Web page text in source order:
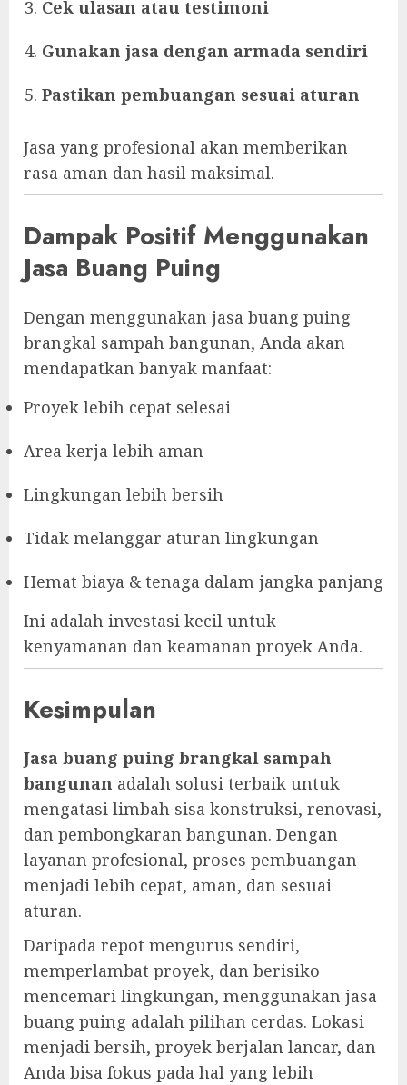
Cek ulasan atau testimoni
Gunakan jasa dengan armada sendiri
Pastikan pembuangan sesuai aturan
Jasa yang profesional akan memberikan
rasa aman dan hasil maksimal.
Dampak Positif Menggunakan
Jasa Buang Puing
Dengan menggunakan jasa buang puing
brangkal sampah bangunan, Anda akan
mendapatkan banyak manfaat:
Proyek lebih cepat selesai
Area kerja lebih aman
Lingkungan lebih bersih
Tidak melanggar aturan lingkungan
Hemat biaya & tenaga dalam jangka panjang
Ini adalah investasi kecil untuk
kenyamanan dan keamanan proyek Anda.
Kesimpulan
Jasa buang puing brangkal sampah
bangunan adalah solusi terbaik untuk
mengatasi limbah sisa konstruksi, renovasi,
dan pembongkaran bangunan. Dengan
layanan profesional, proses pembuangan
menjadi lebih cepat, aman, dan sesuai
aturan.
Daripada repot mengurus sendiri,
memperlambat proyek, dan berisiko
mencemari lingkungan, menggunakan jasa
buang puing adalah pilihan cerdas. Lokasi
menjadi bersih, proyek berjalan lancar, dan
Anda bisa fokus pada hal yang lebih